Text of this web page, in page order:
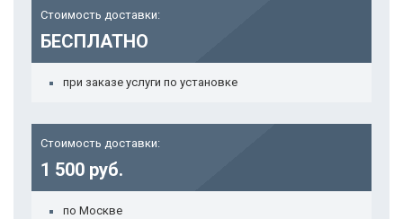
Стоимость доставки:
БЕСПЛАТНО
при заказе услуги по установке
Стоимость доставки:
1 500 руб.
по Москве